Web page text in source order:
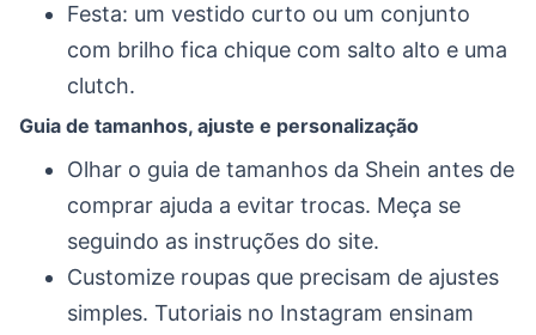
Festa: um vestido curto ou um conjunto
com brilho fica chique com salto alto e uma
clutch.
Guia de tamanhos, ajuste e personalização
Olhar o guia de tamanhos da Shein antes de
comprar ajuda a evitar trocas. Meça se
seguindo as instruções do site.
Customize roupas que precisam de ajustes
simples. Tutoriais no Instagram ensinam